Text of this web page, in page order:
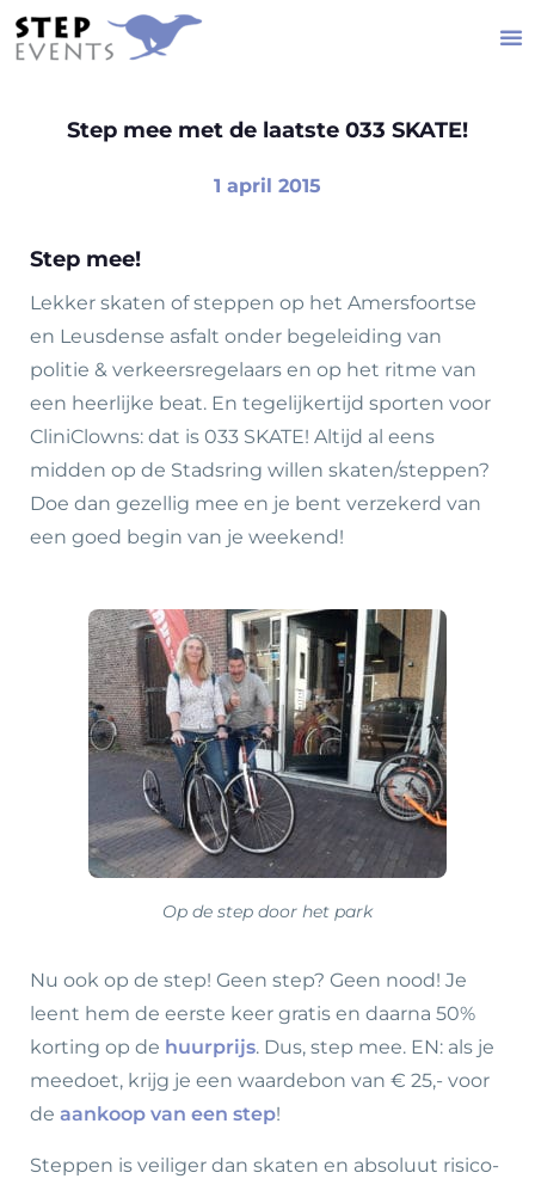
Step mee met de laatste 033 SKATE!
1 april 2015
Step mee!
Lekker skaten of steppen op het Amersfoortse
en Leusdense asfalt onder begeleiding van
politie & verkeersregelaars en op het ritme van
een heerlijke beat. En tegelijkertijd sporten voor
CliniClowns: dat is 033 SKATE! Altijd al eens
midden op de Stadsring willen skaten/steppen?
Doe dan gezellig mee en je bent verzekerd van
een goed begin van je weekend!
Op de step door het park
Nu ook op de step! Geen step? Geen nood! Je
leent hem de eerste keer gratis en daarna 50%
korting op de huurprijs. Dus, step mee. EN: als je
meedoet, krijg je een waardebon van € 25,- voor
de aankoop van een step!
Steppen is veiliger dan skaten en absoluut risico-